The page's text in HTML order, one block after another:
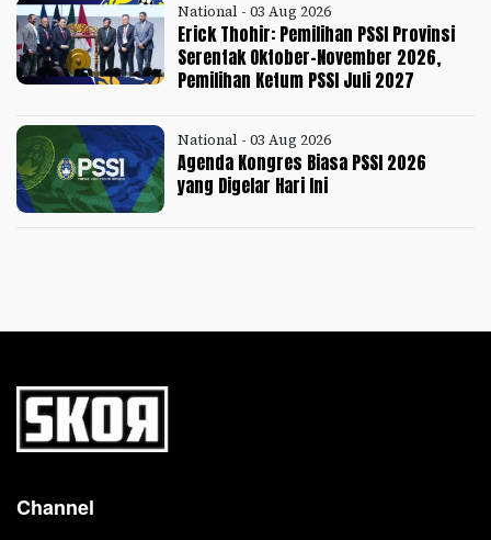
National - 03 Aug 2026
Erick Thohir: Pemilihan PSSI Provinsi
Serentak Oktober-November 2026,
Pemilihan Ketum PSSI Juli 2027
National - 03 Aug 2026
Agenda Kongres Biasa PSSI 2026
yang Digelar Hari Ini
Channel